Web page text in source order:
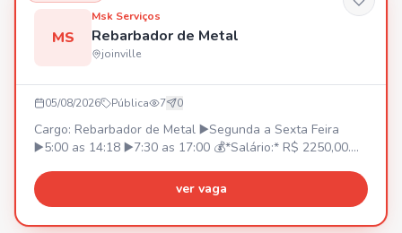
MS
Msk Serviços
Rebarbador de Metal
joinville
05/08/2026 Pública 7 0
Cargo: Rebarbador de Metal ▶️Segunda a Sexta Feira
▶️5:00 as 14:18 ▶️7:30 as 17:00 💰*Salário:* R$ 2250,00.
350,00 *(A partir da contratação)*. •Podendo chegar a
R$500,00 *(Conforme critérios estabelecidos pela
ver vaga